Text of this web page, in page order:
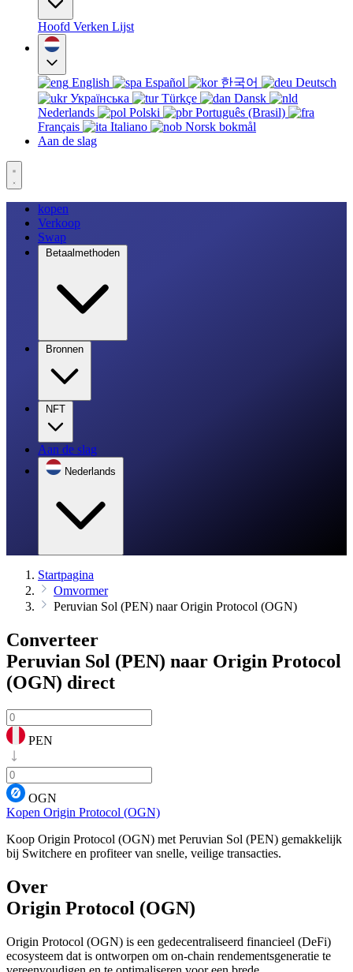
Hoofd Verken Lijst
English Español 한국어
Deutsch
Українська
Türkçe
Dansk
Nederlands
Polski
Português (Brasil)
Français
Italiano
Norsk bokmål
Aan de slag
kopen
Verkoop
Swap
Betaalmethoden
Bronnen
NFT
Aan de slag
Nederlands
Startpagina
Omvormer
Peruvian Sol (PEN) naar Origin Protocol (OGN)
Converteer
Peruvian Sol (PEN) naar Origin Protocol
(OGN) direct
PEN
OGN
Kopen Origin Protocol (OGN)
Koop Origin Protocol (OGN) met Peruvian Sol (PEN) gemakkelijk
bij Switchere en profiteer van snelle, veilige transacties.
Over
Origin Protocol (OGN)
Origin Protocol (OGN) is een gedecentraliseerd financieel (DeFi)
ecosysteem dat is ontworpen om on-chain rendementsgeneratie te